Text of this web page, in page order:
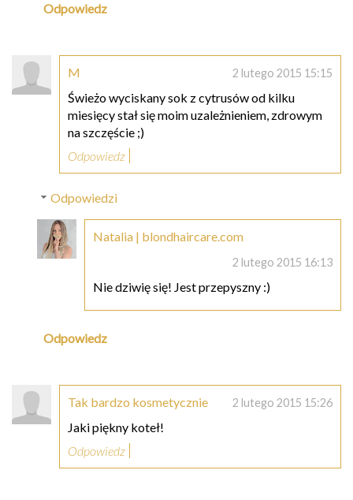
Odpowiedz
M 2 lutego 2015 15:15
Świeżo wyciskany sok z cytrusów od kilku
miesięcy stał się moim uzależnieniem, zdrowym
na szczęście ;)
Odpowiedz
Odpowiedzi
Natalia | blondhaircare.com
2 lutego 2015 16:13
Nie dziwię się! Jest przepyszny :)
Odpowiedz
Tak bardzo kosmetycznie 2 lutego 2015 15:26
Jaki piękny koteł!
Odpowiedz